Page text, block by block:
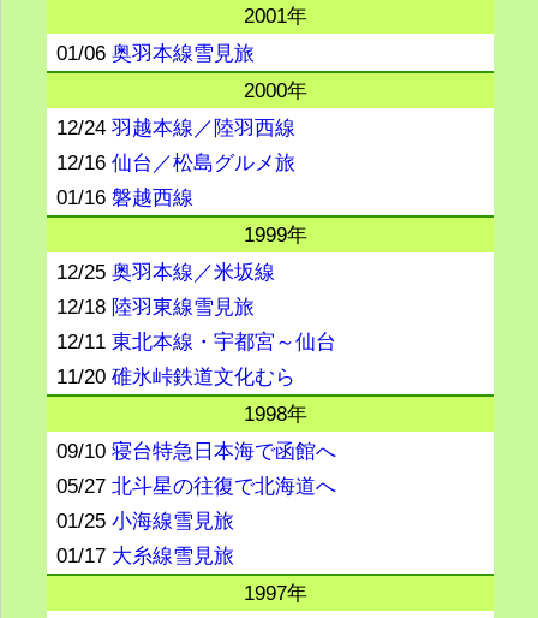
2001年
01/06奥羽本線雪見旅
2000年
12/24羽越本線／陸羽西線
12/16仙台／松島グルメ旅
01/16磐越西線
1999年
12/25奥羽本線／米坂線
12/18 陸羽東線雪見旅
12/11東北本線・宇都宮～仙台
11/20碓氷峠鉄道文化むら
1998年
09/10寝台特急日本海で函館へ
05/27北斗星の往復で北海道へ
01/25小海線雪見旅
01/17 大糸線雪見旅
1997年